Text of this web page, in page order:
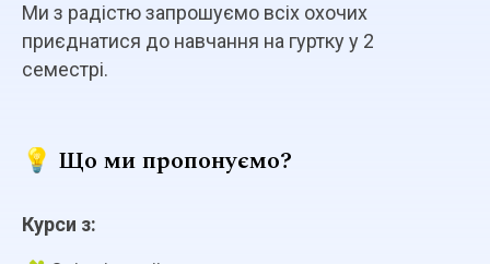
Ми з радістю запрошуємо всіх охочих
приєднатися до навчання на гуртку у 2
семестрі.
💡 Що ми пропонуємо?
Курси з: